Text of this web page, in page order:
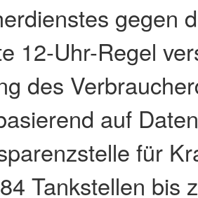
gegen
12-Uhr-Regel
des
auf
für
Tankstellen bis